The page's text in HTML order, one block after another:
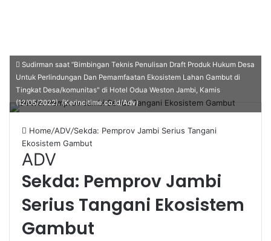
Sudirman saat ”Bimbingan Teknis Penulisan Draft Produk Hukum Desa
Untuk Perlindungan Dan Pemamfaatan Ekosistem Lahan Gambut di
Tingkat Desa/komunitas" di Hotel Odua Weston Jambi, Kamis
(12/05/2022). (Kerincitime.co.id/Adv)
Home/ADV/Sekda: Pemprov Jambi Serius Tangani
Ekosistem Gambut
ADV
Sekda: Pemprov Jambi
Serius Tangani Ekosistem
Gambut